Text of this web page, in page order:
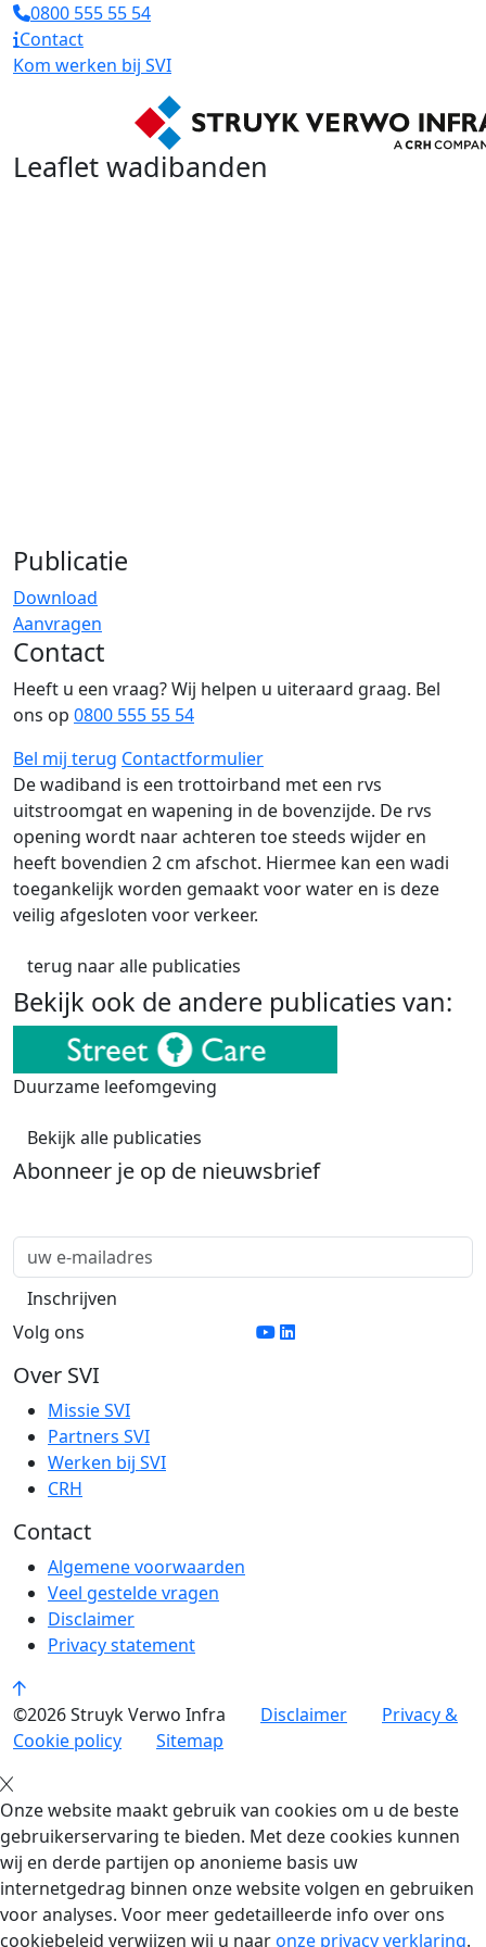
0800 555 55 54
Contact
Kom werken bij SVI
Leaflet wadibanden
Publicatie
Download
Aanvragen
Contact
Heeft u een vraag? Wij helpen u uiteraard graag. Bel
ons op 0800 555 55 54
Bel mij terug Contactformulier
De wadiband is een trottoirband met een rvs
uitstroomgat en wapening in de bovenzijde. De rvs
opening wordt naar achteren toe steeds wijder en
heeft bovendien 2 cm afschot. Hiermee kan een wadi
toegankelijk worden gemaakt voor water en is deze
veilig afgesloten voor verkeer.
terug naar alle publicaties
Bekijk ook de andere publicaties van:
Duurzame leefomgeving
Bekijk alle publicaties
Abonneer je op de nieuwsbrief
Volg ons
Over SVI
Missie SVI
Partners SVI
Werken bij SVI
CRH
Contact
Algemene voorwaarden
Veel gestelde vragen
Disclaimer
Privacy statement
©2026 Struyk Verwo Infra Disclaimer
Privacy &
Cookie policy
Sitemap
Onze website maakt gebruik van cookies om u de beste
gebruikerservaring te bieden. Met deze cookies kunnen
wij en derde partijen op anonieme basis uw
internetgedrag binnen onze website volgen en gebruiken
voor analyses. Voor meer gedetailleerde info over ons
cookiebeleid verwijzen wij u naaronze privacy verklaring.